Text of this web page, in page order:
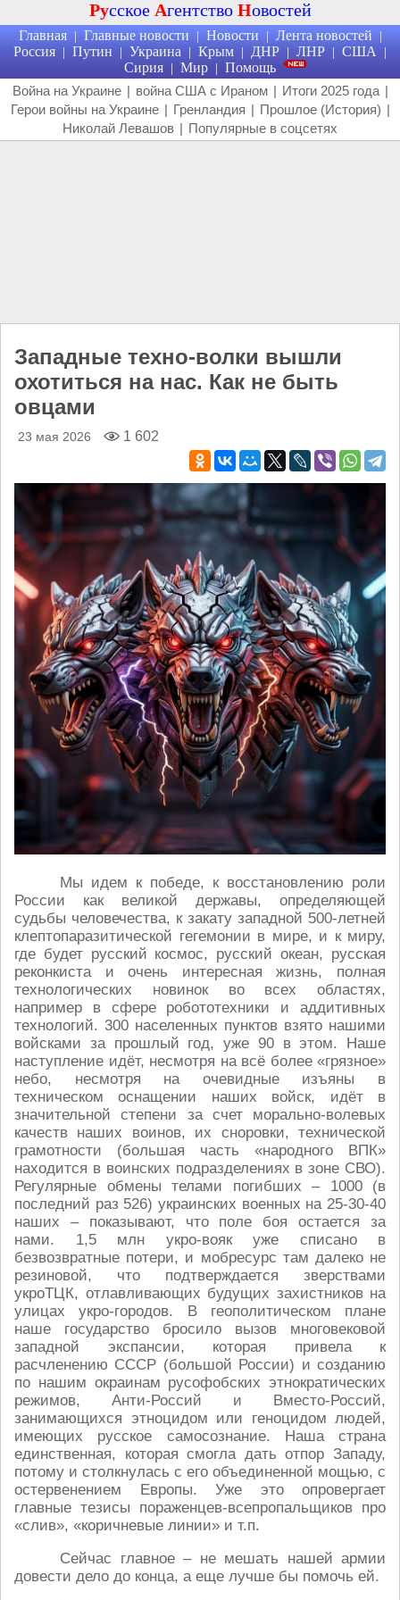
Русское Агентство Новостей
Главная | Главные новости | Новости | Лента новостей |
Россия | Путин | Украина | Крым | ДНР | ЛНР | США |
Сирия | Мир | Помощь
Война на Украине | война США с Ираном | Итоги 2025 года |
Герои войны на Украине | Гренландия | Прошлое (История) |
Николай Левашов | Популярные в соцсетях
Западные техно-волки вышли
охотиться на нас. Как не быть
овцами
23 мая 2026 1 602
Мы идем к победе, к восстановлению роли
России как великой державы, определяющей
судьбы человечества, к закату западной 500-летней
клептопаразитической гегемонии в мире, и к миру,
где будет русский космос, русский океан, русская
реконкиста и очень интересная жизнь, полная
технологических новинок во всех областях,
например в сфере робототехники и аддитивных
технологий. 300 населенных пунктов взято нашими
войсками за прошлый год, уже 90 в этом. Наше
наступление идёт, несмотря на всё более «грязное»
небо, несмотря на очевидные изъяны в
техническом оснащении наших войск, идёт в
значительной степени за счет морально-волевых
качеств наших воинов, их сноровки, технической
грамотности (большая часть «народного ВПК»
находится в воинских подразделениях в зоне СВО).
Регулярные обмены телами погибших – 1000 (в
последний раз 526) украинских военных на 25-30-40
наших – показывают, что поле боя остается за
нами. 1,5 млн укро-вояк уже списано в
безвозвратные потери, и мобресурс там далеко не
резиновой, что подтверждается зверствами
укроТЦК, отлавливающих будущих захистников на
улицах укро-городов. В геополитическом плане
наше государство бросило вызов многовековой
западной экспансии, которая привела к
расчленению СССР (большой России) и созданию
по нашим окраинам русофобских этнократических
режимов, Анти-Россий и Вместо-Россий,
занимающихся этноцидом или геноцидом людей,
имеющих русское самосознание. Наша страна
единственная, которая смогла дать отпор Западу,
потому и столкнулась с его объединенной мощью, с
остервенением Европы. Уже это опровергает
главные тезисы пораженцев-всепропальщиков про
«слив», «коричневые линии» и т.п.
Сейчас главное – не мешать нашей армии
довести дело до конца, а еще лучше бы помочь ей.